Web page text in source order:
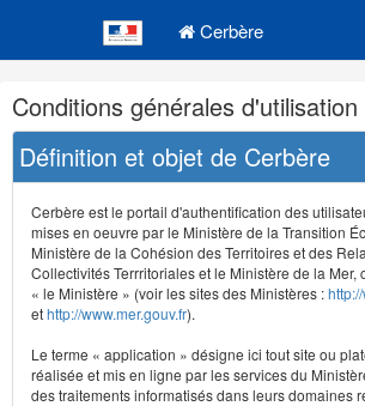
Cerbère
Navigation
et
outils
annexes
Conditions générales d'utilisation
Définition et objet de Cerbère
Cerbère est le portail d'authentification des
mises en oeuvre par le Ministère de la Transition
Ministère de la Cohésion des Territoires et des
Collectivités Terrritoriales et le Ministère de la Mer,
« le Ministère » (voir les sites des Ministères :
ethttp://www.mer.gouv.fr).
Le terme « application » désigne ici tout site ou
réalisée et mis en ligne par les services du
des traitements informatisés dans leurs domaines